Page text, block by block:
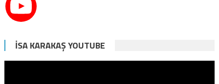
İSA KARAKAŞ YOUTUBE